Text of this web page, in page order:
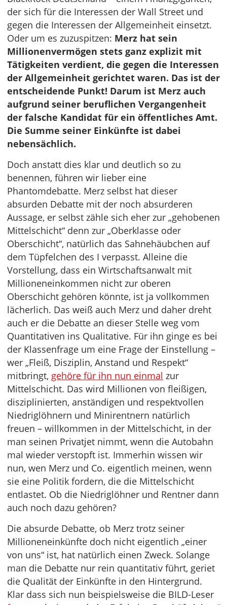
der sich für die Interessen der Wall Street und
gegen die Interessen der Allgemeinheit einsetzt.
Oder um es zuzuspitzen: Merz hat sein
Millionenvermögen stets ganz explizit mit
Tätigkeiten verdient, die gegen die Interessen
der Allgemeinheit gerichtet waren. Das ist der
entscheidende Punkt! Darum ist Merz auch
aufgrund seiner beruflichen Vergangenheit
der falsche Kandidat für ein öffentliches Amt.
Die Summe seiner Einkünfte ist dabei
nebensächlich.
Doch anstatt dies klar und deutlich so zu
benennen, führen wir lieber eine
Phantomdebatte. Merz selbst hat dieser
absurden Debatte mit der noch absurderen
Aussage, er selbst zähle sich eher zur „gehobenen
Mittelschicht“ denn zur „Oberklasse oder
Oberschicht“, natürlich das Sahnehäubchen auf
dem Tüpfelchen des I verpasst. Alleine die
Vorstellung, dass ein Wirtschaftsanwalt mit
Millioneneinkommen nicht zur oberen
Oberschicht gehören könnte, ist ja vollkommen
lächerlich. Das weiß auch Merz und daher dreht
auch er die Debatte an dieser Stelle weg vom
Quantitativen ins Qualitative. Für ihn ginge es bei
der Klassenfrage um eine Frage der Einstellung –
wer „Fleiß, Disziplin, Anstand und Respekt“
mitbringt, gehöre für ihn nun einmal zur
Mittelschicht. Das wird Millionen von fleißigen,
disziplinierten, anständigen und respektvollen
Niedriglöhnern und Minirentnern natürlich
freuen – willkommen in der Mittelschicht, in der
man seinen Privatjet nimmt, wenn die Autobahn
mal wieder verstopft ist. Immerhin wissen wir
nun, wen Merz und Co. eigentlich meinen, wenn
sie eine Politik fordern, die die Mittelschicht
entlastet. Ob die Niedriglöhner und Rentner dann
auch noch dazu gehören?
Die absurde Debatte, ob Merz trotz seiner
Millioneneinkünfte doch nicht eigentlich „einer
von uns“ ist, hat natürlich einen Zweck. Solange
man die Debatte nur rein quantitativ führt, geriet
die Qualität der Einkünfte in den Hintergrund.
Klar dass sich nun beispielsweise die BILD-Leser